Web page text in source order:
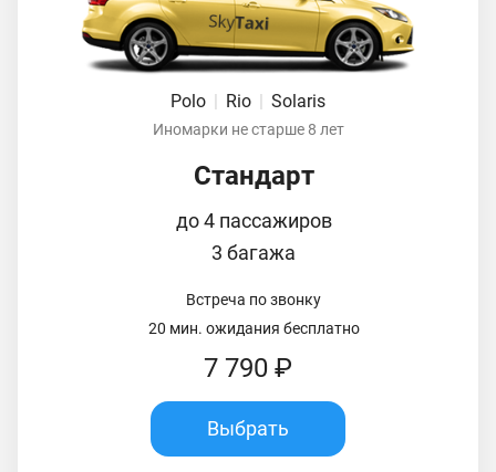
Polo | Rio | Solaris
Иномарки не старше 8 лет
Стандарт
до 4 пассажиров
3 багажа
Встреча по звонку
20 мин. ожидания бесплатно
7 790 ₽
Выбрать